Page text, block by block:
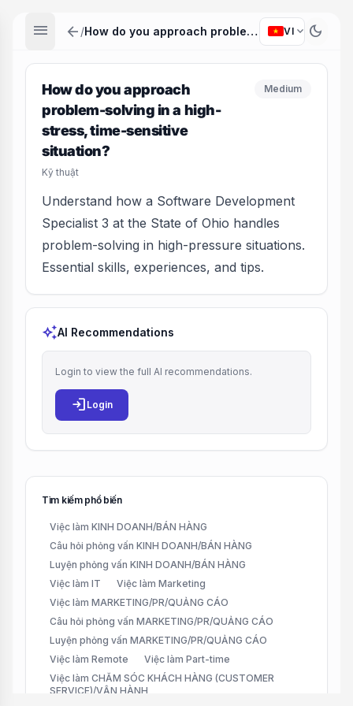
menu arrow_back / How do you approach problem-solving in a high-stress, time-sensitive situation? VI expand_more dark_mode
How do you approach
problem-solving in a high-
stress, time-sensitive
situation?
Kỹ thuật
Medium
Understand how a Software Development
Specialist 3 at the State of Ohio handles
problem-solving in high-pressure situations.
Essential skills, experiences, and tips.
auto_awesomeAI Recommendations
Login to view the full AI recommendations.
login Login
Tìm kiếm phổ biến
Việc làm KINH DOANH/BÁN HÀNG
Câu hỏi phỏng vấn KINH DOANH/BÁN HÀNG
Luyện phỏng vấn KINH DOANH/BÁN HÀNG
Việc làm IT
Việc làm Marketing
Việc làm MARKETING/PR/QUẢNG CÁO
Câu hỏi phỏng vấn MARKETING/PR/QUẢNG CÁO
Luyện phỏng vấn MARKETING/PR/QUẢNG CÁO
Việc làm Remote
Việc làm Part-time
Việc làm CHĂM SÓC KHÁCH HÀNG (CUSTOMER
SERVICE)/VẬN HÀNH